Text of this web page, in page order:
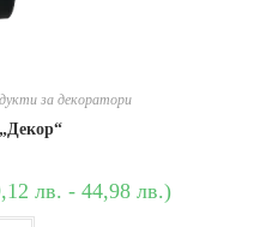
за декоратори
лв. - 44,98 лв.)